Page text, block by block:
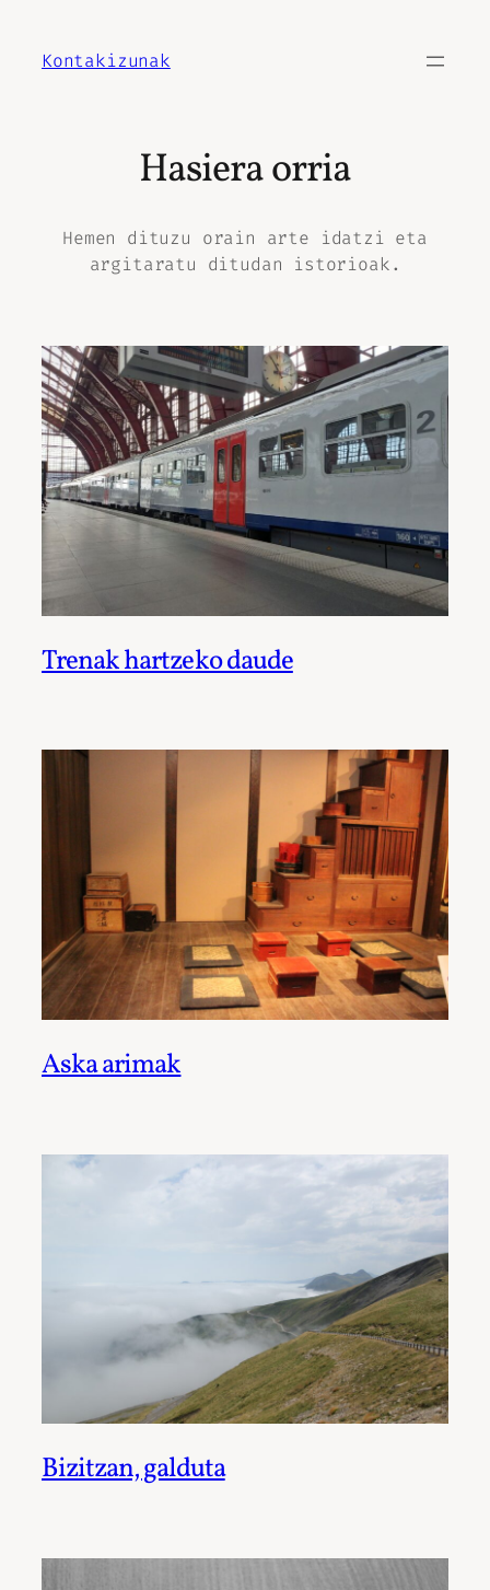
Kontakizunak
Hasiera orria
Hemen dituzu orain arte idatzi eta
argitaratu ditudan istorioak.
Trenak hartzeko daude
Aska arimak
Bizitzan, galduta